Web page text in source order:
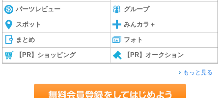
パーツレビュー グループ
スポット みんカラ＋
まとめ フォト
【PR】ショッピング 【PR】オークション
もっと見る